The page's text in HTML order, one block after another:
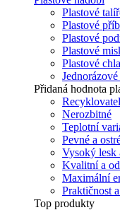
Plastové
Plastové
Plastové
Plastové
Plastové
Přidaná hodnota
Nerozbitné
Teplotní
Pevné a
Vysoký lesk
Kvalitní a
Maximální
Praktičnost
Top produkty